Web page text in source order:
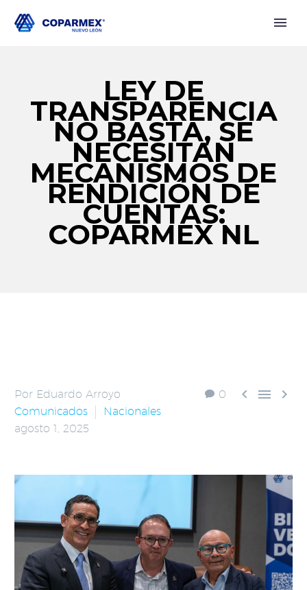
LEY DE
TRANSPARENCIA
NO BASTA, SE
NECESITAN
MECANISMOS DE
RENDICIÓN DE
CUENTAS:
COPARMEX NL
0   
Por Eduardo Arroyo
Comunicados
Nacionales
agosto 1, 2025